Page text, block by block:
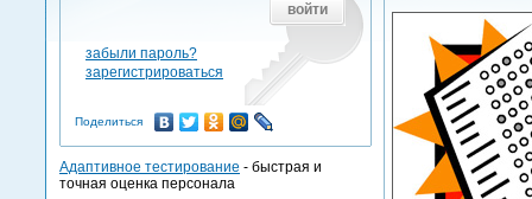
войти
забыли пароль?
зарегистрироваться
Поделиться
Адаптивное тестирование - быстрая и
точная оценка персонала